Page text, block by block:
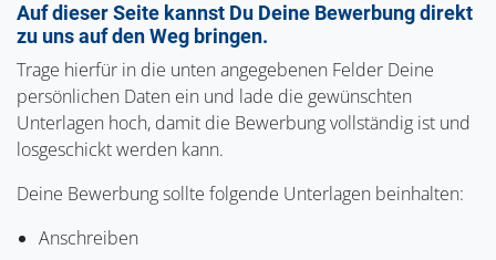
Auf dieser Seite kannst Du Deine Bewerbung direkt
zu uns auf den Weg bringen.
Trage hierfür in die unten angegebenen Felder Deine
persönlichen Daten ein und lade die gewünschten
Unterlagen hoch, damit die Bewerbung vollständig ist und
losgeschickt werden kann.
Deine Bewerbung sollte folgende Unterlagen beinhalten:
Anschreiben